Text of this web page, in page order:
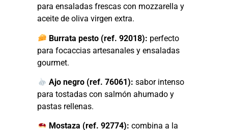
para ensaladas frescas con mozzarella y
aceite de oliva virgen extra.
Burrata pesto (ref. 92018): perfecto
para focaccias artesanales y ensaladas
gourmet.
Ajo negro (ref. 76061): sabor intenso
para tostadas con salmón ahumado y
pastas rellenas.
Mostaza (ref. 92774): combina a la